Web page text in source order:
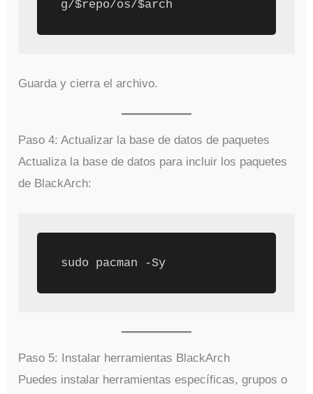
Guarda y cierra el archivo.
Paso 4: Actualizar la base de datos de paquetes
Actualiza la base de datos para incluir los paquetes
de BlackArch:
Paso 5: Instalar herramientas BlackArch
Puedes instalar herramientas específicas, grupos o